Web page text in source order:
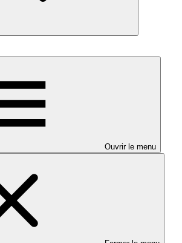
Ouvrir le menu